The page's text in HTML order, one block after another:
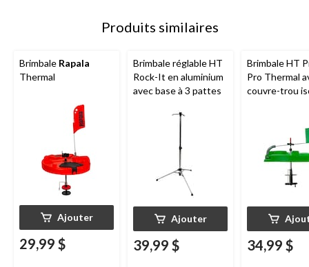
Produits similaires
Brimbale Rapala
Thermal
Ajouter
29,99 $
Brimbale réglable HT
Rock-It en aluminium
avec base à 3 pattes
Ajouter
39,99 $
Brimbale HT
Pro Thermal
couvre-trou
34,99 $